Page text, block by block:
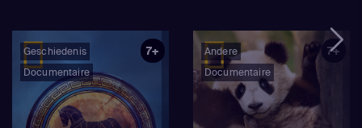
Geschiedenis
Documentaire
7+
Andere
Documentaire
7+